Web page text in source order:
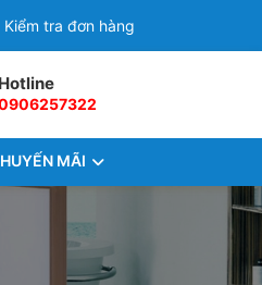
Kiểm tra đơn hàng
Hotline
MÃI